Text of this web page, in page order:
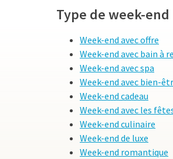
Type de week-end
Week-end avec offre
Week-end avec bain à
Week-end avec spa
Week-end avec bien-
Week-end cadeau
Week-end avec les
Week-end culinaire
Week-end de luxe
Week-end romantique